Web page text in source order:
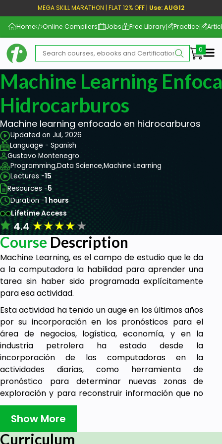
MEGA SKILL MARATHON | FLAT 12% OFF | Use: AUG12
Home Online Compilers Jobs Free Library Practice
Machine Learning
Hidrocarburos
Machine learning enfocado en hidrocarburos
Updated on Jul, 2026
Language - Spanish
Gustavo Montenegro
Programming,Data Science,Machine Learning
Lectures -15
Resources -5
Duration -1 hours
Lifetime Access
4.4★★★★★
Course Description
Machine Learning, es el campo de estudio que le da
a la computadora la habilidad para aprender una
tarea sin haber sido programada explícitamente
para esa actividad.
Esta actividad ha tenido un auge en los últimos años
por su incorporación en los pronósticos para el
área de negocios, logística, economía, y en la
industria petrolera ha estado desde la
incorporación de las computadoras en la
actividades diarias, como herramienta de
pronóstico para determinar nuevas zonas de
exploración y para reconstruir información que no
existe en algún pozo con ayuda de pozos cercanos.
Al ser un curso básico, lo que intenta es abrir la
inquietud de los participantes para que se
Show More
Curriculum